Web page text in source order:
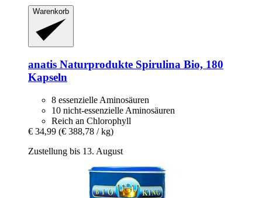
Warenkorb
anatis Naturprodukte Spirulina Bio, 180
Kapseln
8 essenzielle Aminosäuren
10 nicht-essenzielle Aminosäuren
Reich an Chlorophyll
€ 34,99 (€ 388,78 / kg)
Zustellung bis 13. August